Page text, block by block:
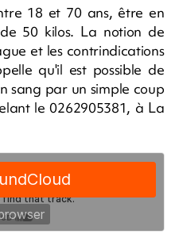
18 et 70 ans, être en
50 kilos. La notion de
et les contrindications
qu'il est possible de
sang par un simple coup
le 0262905381, à La